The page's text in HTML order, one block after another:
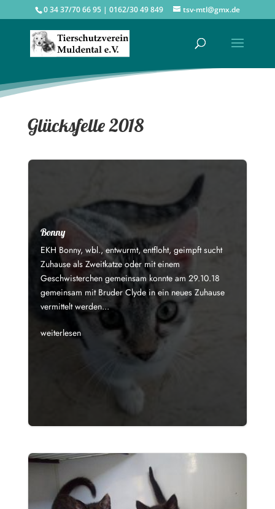
0 34 37/70 66 95 | 0162/30 49 849 tsv-mtl@gmx.de
Glücksfelle 2018
Bonny
EKH Bonny, wbl., entwurmt, entfloht, geimpft sucht
Zuhause als Zweitkatze oder mit einem
Geschwisterchen gemeinsam konnte am 29.10.18
gemeinsam mit Bruder Clyde in ein neues Zuhause
vermittelt werden...
weiterlesen